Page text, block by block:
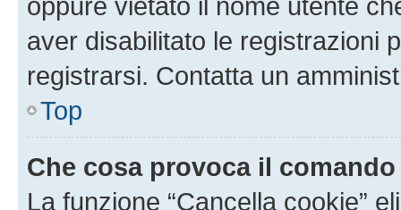
aver disabilitato le registrazioni
registrarsi. Contatta un
Top
Che cosa provoca il
La funzione “Cancella cookie”